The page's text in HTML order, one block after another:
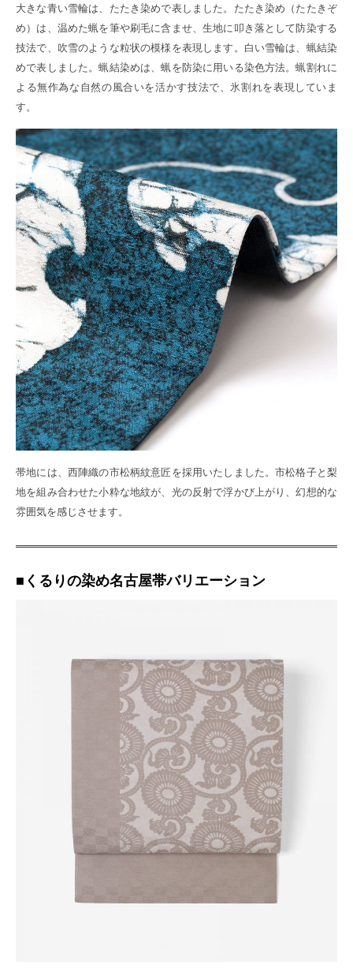
大きな青い雪輪は、たたき染めで表しました。たたき染め（たたきぞ
め）は、温めた蝋を筆や刷毛に含ませ、生地に叩き落として防染する
技法で、吹雪のような粒状の模様を表現します。白い雪輪は、蝋結染
めで表しました。蝋結染めは、蝋を防染に用いる染色方法。蝋割れに
よる無作為な自然の風合いを活かす技法で、氷割れを表現していま
す。
帯地には、西陣織の市松柄紋意匠を採用いたしました。市松格子と梨
地を組み合わせた小粋な地紋が、光の反射で浮かび上がり、幻想的な
雰囲気を感じさせます。
■くるりの染め名古屋帯バリエーション